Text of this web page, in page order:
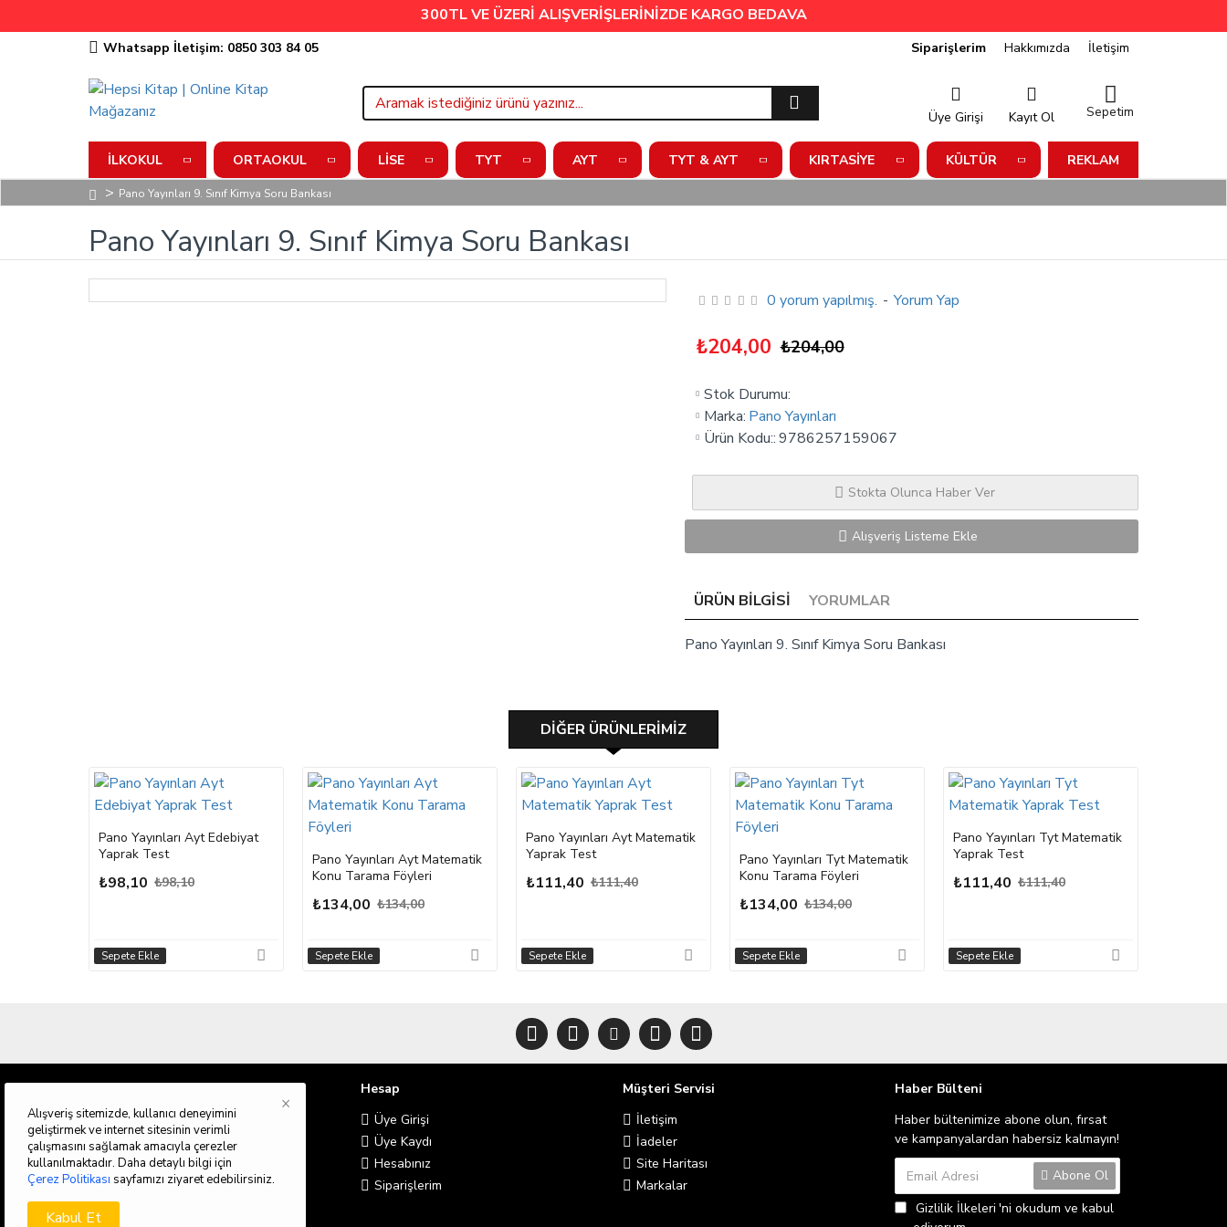
300TL VE ÜZERİ ALIŞVERİŞLERİNİZDE KARGO BEDAVA
Whatsapp İletişim: 0850 303 84 05 Siparişlerim Hakkımızda İletişim
Üye Girişi Kayıt Ol Sepetim
İLKOKUL ORTAOKUL LISE TYT AYT TYT & AYT KIRTASIYE KÜLTÜR REKLAM
Pano Yayınları 9. Sınıf Kimya Soru Bankası
Pano Yayınları 9. Sınıf Kimya Soru Bankası
Stok Durumu:
Marka: Pano Yayınları
Ürün Kodu::9786257159067
0 yorum yapılmış. - Yorum Yap
₺204,00 ₺204,00
Stokta Olunca Haber Ver
Alışveriş Listeme Ekle
ÜRÜN BILGISI YORUMLAR
Pano Yayınları 9. Sınıf Kimya Soru Bankası
DIĞER ÜRÜNLERIMIZ
Pano Yayınları Ayt Edebiyat
Yaprak Test
₺98,10 ₺98,10
Sepete Ekle
Pano Yayınları Ayt Matematik
Konu Tarama Föyleri
₺134,00 ₺134,00
Sepete Ekle
Pano Yayınları Ayt Matematik
Yaprak Test
₺111,40 ₺111,40
Sepete Ekle
Pano Yayınları Tyt Matematik
Konu Tarama Föyleri
₺134,00 ₺134,00
Sepete Ekle
Pano Yayınları Tyt Matematik
Yaprak Test
₺111,40 ₺111,40
Sepete Ekle
Bilgilendirme
Hakkımızda
Teslimat Bilgileri
Gizlilik İlkeleri
Şartlar & Koşullar
Hesap
Üye Girişi
Üye Kaydı
Hesabınız
Siparişlerim
Müşteri Servisi
İletişim
İadeler
Site Haritası
Markalar
Haber Bülteni
Haber bültenimize abone olun, fırsat
ve kampanyalardan habersiz kalmayın!
Abone Ol
Gizlilik İlkeleri 'ni okudum ve kabul
Alışveriş sitemizde, kullanıcı deneyimini
geliştirmek ve internet sitesinin verimli
çalışmasını sağlamak amacıyla çerezler
kullanılmaktadır. Daha detaylı bilgi için
Çerez Politikası sayfamızı ziyaret edebilirsiniz.
Kabul Et
×